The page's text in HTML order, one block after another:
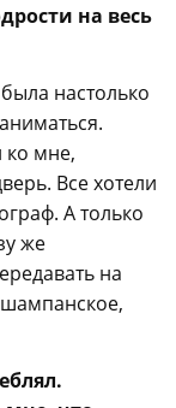
на весь
настолько
ко мне,
Все хотели
А только
же
на